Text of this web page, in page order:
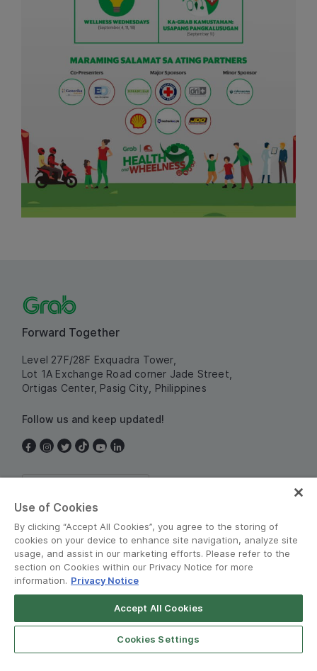
Forward Together
Level 27F/28F Exquadra Tower,
Lot 1A Exchange Road corner Jade Street,
Ortigas Center, Pasig City, Philippines
Follow us and keep updated!
© Grab 2010 - 2026
Use of Cookies
By clicking “Accept All Cookies”, you agree to the storing of
cookies on your device to enhance site navigation, analyze site
usage, and assist in our marketing efforts. Please refer to the
section on Cookies within our Privacy Notice for more
information. Privacy Notice
Accept All Cookies
Cookies Settings